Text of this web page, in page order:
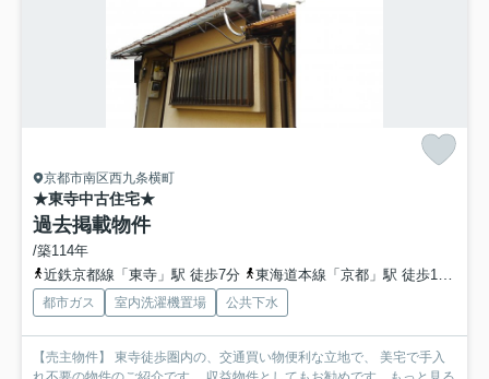
京都市南区西九条横町
★東寺中古住宅★
過去掲載物件
/築114年
近鉄京都線「東寺」駅 徒歩7分
東海道本線「京都」駅 徒歩12分
都市ガス 室内洗濯機置場 公共下水
【売主物件】 東寺徒歩圏内の、交通買い物便利な立地で、 美宅で手入